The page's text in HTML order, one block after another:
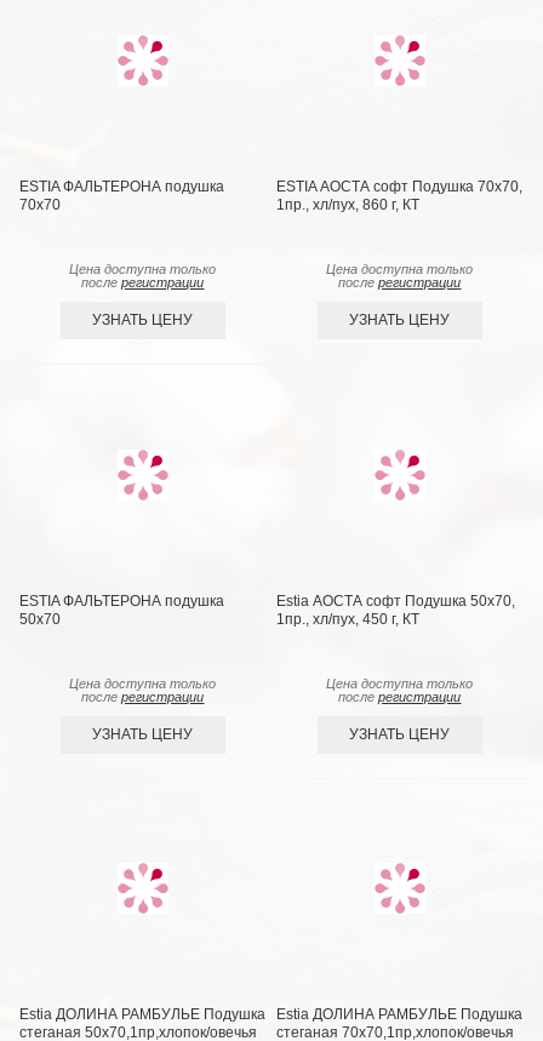
ESTIA ФАЛЬТЕРОНА подушка
70х70
Цена доступна только
послерегистрации
УЗНАТЬ ЦЕНУ
ESTIA АОСТА софт Подушка 70х70,
1пр., хл/пух, 860 г, КТ
Цена доступна только
послерегистрации
УЗНАТЬ ЦЕНУ
ESTIA ФАЛЬТЕРОНА подушка
50х70
Цена доступна только
послерегистрации
УЗНАТЬ ЦЕНУ
Estia АОСТА софт Подушка 50х70,
1пр., хл/пух, 450 г, КТ
Цена доступна только
послерегистрации
УЗНАТЬ ЦЕНУ
Estia ДОЛИНА РАМБУЛЬЕ Подушка
стеганая 50х70,1пр,хлопок/овечья
Estia ДОЛИНА РАМБУЛЬЕ Подушка
стеганая 70х70,1пр,хлопок/овечья